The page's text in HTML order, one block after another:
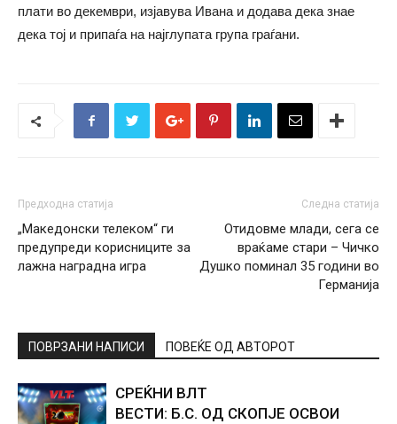
плати во декември, изјавува Ивана и додава дека знае
дека тој и припаѓа на најглупата група граѓани.
Предходна статија
„Македонски телеком“ ги
предупреди корисниците за
лажна наградна игра
Следна статија
Отидовме млади, сега се
враќаме стари – Чичко
Душко поминал 35 години во
Германија
ПОВРЗАНИ НАПИСИ ПОВЕЌЕ ОД АВТОРОТ
СРЕЌНИ ВЛТ
ВЕСТИ: Б.С. ОД СКОПЈЕ ОСВОИ